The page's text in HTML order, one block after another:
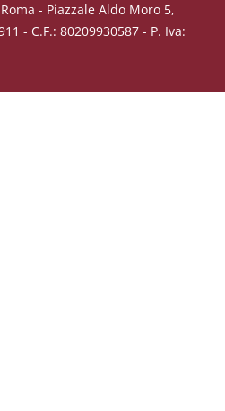
- Piazzale Aldo Moro 5,
- C.F.: 80209930587 - P. Iva: